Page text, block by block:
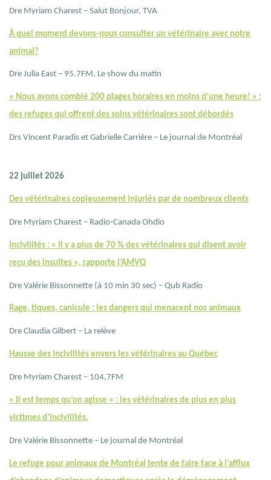
Dre Myriam Charest – Salut Bonjour, TVA
À quel moment devons-nous consulter un vétérinaire avec notre
animal?
Dre Julia East – 95.7FM, Le show du matin
« Nous avons comblé 200 plages horaires en moins d’une heure! » :
des refuges qui offrent des soins vétérinaires sont débordés
Drs Vincent Paradis et Gabrielle Carrière – Le journal de Montréal
22 juillet 2026
Des vétérinaires copieusement injuriés par de nombreux clients
Dre Myriam Charest – Radio-Canada Ohdio
Incivilités : « Il y a plus de 70 % des vétérinaires qui disent avoir
reçu des insultes », rapporte l’AMVQ
Dre Valérie Bissonnette (à 10 min 30 sec) – Qub Radio
Rage, tiques, canicule : les dangers qui menacent nos animaux
Dre Claudia Gilbert – La relève
Hausse des incivilités envers les vétérinaires au Québec
Dre Myriam Charest – 104,7FM
« Il est temps qu’on agisse » : les vétérinaires de plus en plus
victimes d’incivilités.
Dre Valérie Bissonnette – Le journal de Montréal
Le refuge pour animaux de Montréal tente de faire face à l’afflux